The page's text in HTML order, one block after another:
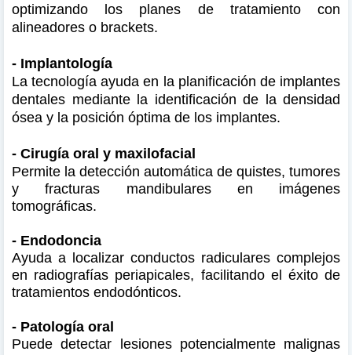
optimizando los planes de tratamiento con
alineadores o brackets.
- Implantología
La tecnología ayuda en la planificación de implantes
dentales mediante la identificación de la densidad
ósea y la posición óptima de los implantes.
- Cirugía oral y maxilofacial
Permite la detección automática de quistes, tumores
y fracturas mandibulares en imágenes
tomográficas.
- Endodoncia
Ayuda a localizar conductos radiculares complejos
en radiografías periapicales, facilitando el éxito de
tratamientos endodónticos.
- Patología oral
Puede detectar lesiones potencialmente malignas